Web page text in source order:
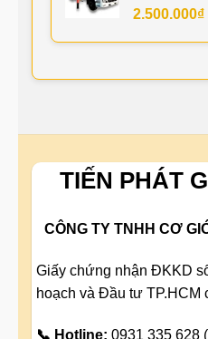
2.500.000₫
TIẾN PHÁT
CÔNG TY TNHH CƠ
Giấy chứng nhận ĐKKD
hoạch và Đầu tư TP.HCM
📞 Hotline: 0931 335 628